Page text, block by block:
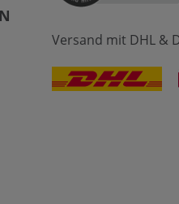
Versand mit DHL &